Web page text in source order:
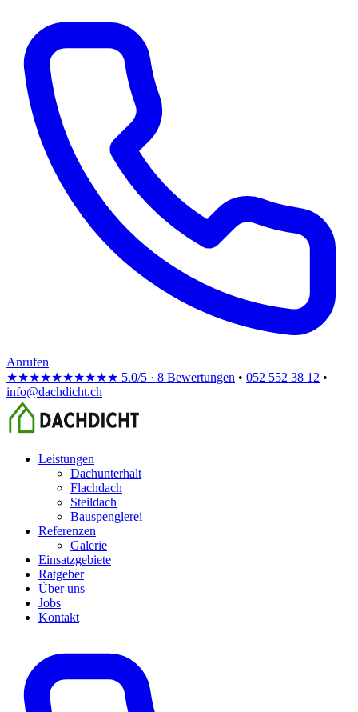
Anrufen
★★★★★★★★★★ 5.0/5 · 8 Bewertungen • 052 552 38 12 •
info@dachdicht.ch
Leistungen
Dachunterhalt
Flachdach
Steildach
Bauspenglerei
Referenzen
Galerie
Einsatzgebiete
Ratgeber
Über uns
Jobs
Kontakt